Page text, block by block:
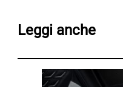
Leggi anche